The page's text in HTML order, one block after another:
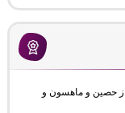
از حصین و ماهسون و